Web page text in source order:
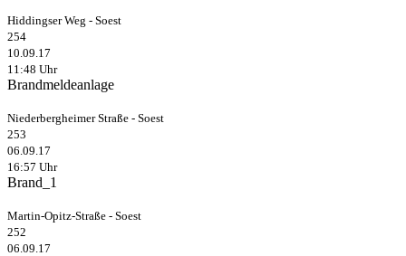
Hiddingser Weg - Soest
254
10.09.17
11:48 Uhr
Brandmeldeanlage
Niederbergheimer Straße - Soest
253
06.09.17
16:57 Uhr
Brand_1
Martin-Opitz-Straße - Soest
252
06.09.17